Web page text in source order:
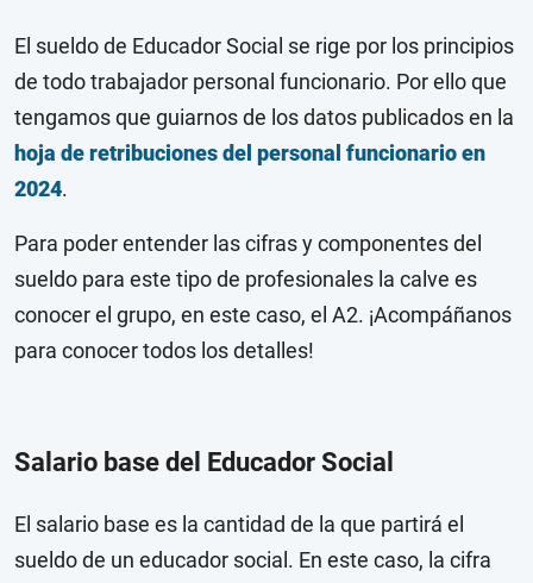
El sueldo de Educador Social se rige por los principios
de todo trabajador personal funcionario. Por ello que
tengamos que guiarnos de los datos publicados en la
hoja de retribuciones del personal funcionario en
2024.
Para poder entender las cifras y componentes del
sueldo para este tipo de profesionales la calve es
conocer el grupo, en este caso, el A2. ¡Acompáñanos
para conocer todos los detalles!
Salario base del Educador Social
El salario base es la cantidad de la que partirá el
sueldo de un educador social. En este caso, la cifra